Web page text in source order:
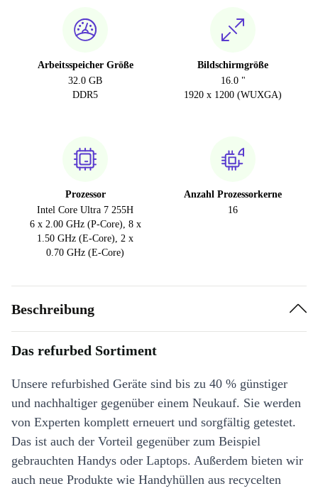
Arbeitsspeicher Größe
32.0 GB
DDR5
Bildschirmgröße
16.0 "
1920 x 1200 (WUXGA)
Prozessor
Intel Core Ultra 7 255H
6 x 2.00 GHz (P-Core), 8 x
1.50 GHz (E-Core), 2 x
0.70 GHz (E-Core)
Anzahl Prozessorkerne
16
Beschreibung
Das refurbed Sortiment
Unsere refurbished Geräte sind bis zu 40 % günstiger
und nachhaltiger gegenüber einem Neukauf. Sie werden
von Experten komplett erneuert und sorgfältig getestet.
Das ist auch der Vorteil gegenüber zum Beispiel
gebrauchten Handys oder Laptops. Außerdem bieten wir
auch neue Produkte wie Handyhüllen aus recycelten